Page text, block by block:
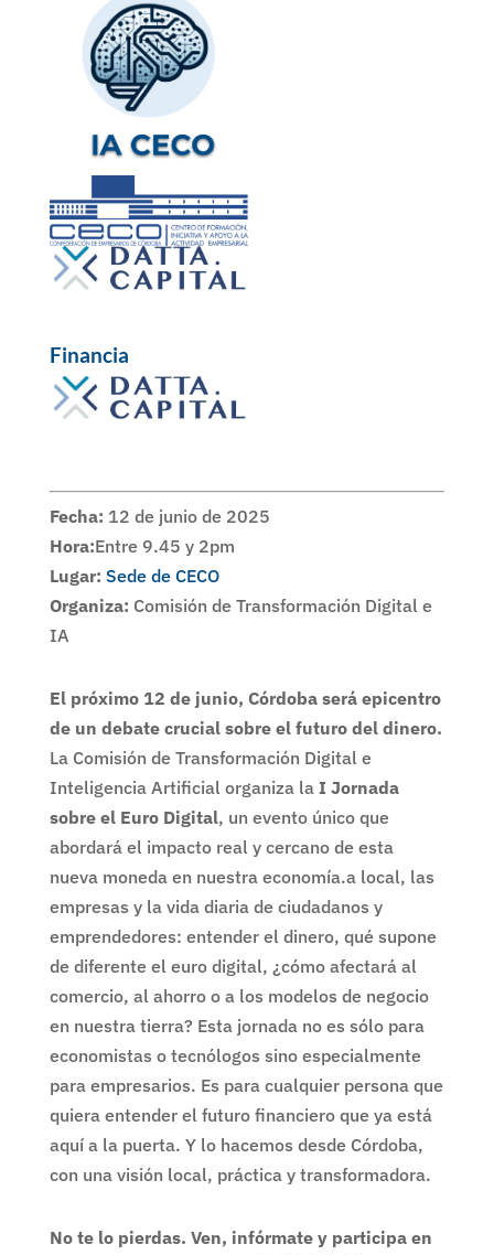
Financia
Fecha: 12 de junio de 2025
Hora:Entre 9.45 y 2pm
Lugar: Sede de CECO
Organiza: Comisión de Transformación Digital e
IA
El próximo 12 de junio, Córdoba será epicentro
de un debate crucial sobre el futuro del dinero.
La Comisión de Transformación Digital e
Inteligencia Artificial organiza la I Jornada
sobre el Euro Digital, un evento único que
abordará el impacto real y cercano de esta
nueva moneda en nuestra economía.a local, las
empresas y la vida diaria de ciudadanos y
emprendedores: entender el dinero, qué supone
de diferente el euro digital, ¿cómo afectará al
comercio, al ahorro o a los modelos de negocio
en nuestra tierra? Esta jornada no es sólo para
economistas o tecnólogos sino especialmente
para empresarios. Es para cualquier persona que
quiera entender el futuro financiero que ya está
aquí a la puerta. Y lo hacemos desde Córdoba,
con una visión local, práctica y transformadora.
No te lo pierdas. Ven, infórmate y participa en